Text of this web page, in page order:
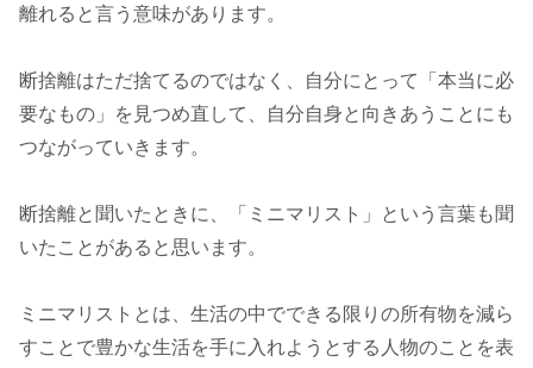
離れると言う意味があります。
断捨離はただ捨てるのではなく、自分にとって「本当に必
要なもの」を見つめ直して、自分自身と向きあうことにも
つながっていきます。
断捨離と聞いたときに、「ミニマリスト」という言葉も聞
いたことがあると思います。
ミニマリストとは、生活の中でできる限りの所有物を減ら
すことで豊かな生活を手に入れようとする人物のことを表